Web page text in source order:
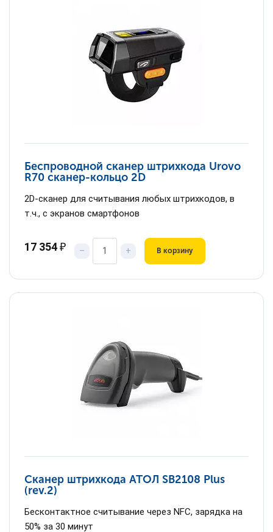
Беспроводной сканер штрихкода Urovo
R70 сканер-кольцо 2D
2D-сканер для считывания любых штрихкодов, в
т.ч., с экранов смартфонов
17 354₽ – + В корзину
Сканер штрихкода АТОЛ SB2108 Plus
(rev.2)
Бесконтактное считывание через NFC, зарядка на
50% за 30 минут